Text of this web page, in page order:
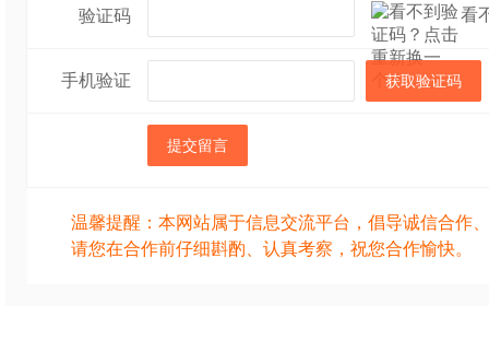
验证码 看
手机验证 获取验证码
提交留言
温馨提醒：本网站属于信息交流平台，倡导诚信合作
请您在合作前仔细斟酌、认真考察，祝您合作愉快。